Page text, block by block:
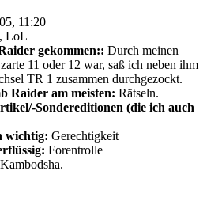
11:20
LoL
gekommen:: Durch meinen
11 oder 12 war, saß ich neben ihm
TR 1 zusammen durchgezockt.
Raider am meisten: Rätseln.
Sondereditionen (die ich auch
wichtig: Gerechtigkeit
Forentrolle